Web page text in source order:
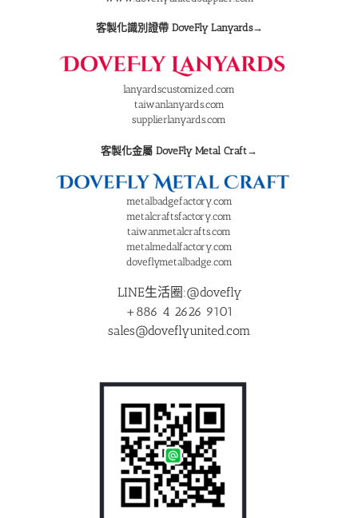
客製化識別證帶 DoveFly Lanyards→
lanyardscustomized.com
taiwanlanyards.com
supplierlanyards.com
客製化金屬 DoveFly Metal Craft→
metalbadgefactory.com
metalcraftsfactory.com
taiwanmetalcrafts.com
metalmedalfactory.com
doveflymetalbadge.com
LINE生活圈:@dovefly
+886 4 2626 9101
sales@doveflyunited.com